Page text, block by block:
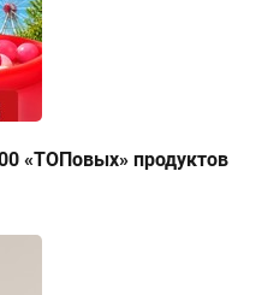
«ТОПовых» продуктов